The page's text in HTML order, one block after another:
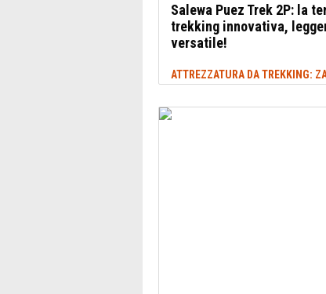
Salewa Puez Trek 2P: la
trekking innovativa,
versatile!